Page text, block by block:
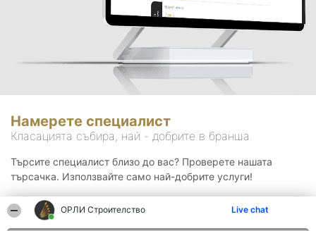
ОРЛИ Строителство Live chat
Намерете специалист
Класацията събира, най - добрите в бранша.
Търсите специалист близо до вас? Проверете нашата
търсачка. Използвайте само най-добрите услуги!